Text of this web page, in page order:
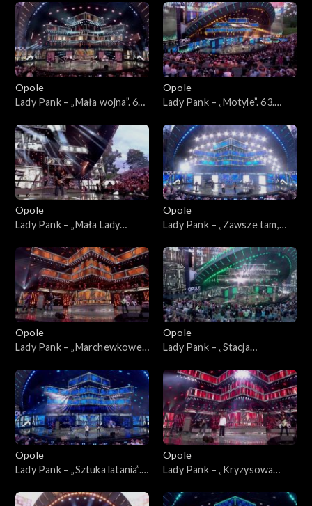
45-lecia zespołu Lady Pank zespołu Lady Pank
Opole
Lady Pank – „Mała wojna”. 63.
zespołu Lady Pank
Opole
Lady Pank – „Motyle”. 63.
zespołu Lady Pank
Opole
Lady Pank – „Mała Lady
45-lecia zespołu Lady Pank
Opole
Lady Pank – „Zawsze tam,
Jubileusz 45-lecia zespołu
Lady Pank
Opole
Lady Pank – „Marchewkowe
lecia zespołu Lady Pank
Opole
Lady Pank – „Stacja
Jubileusz 45-lecia zespołu
Lady Pank
Opole
Lady Pank – „Sztuka latania”.
zespołu Lady Pank
Opole
Lady Pank – „Kryzysowa
Jubileusz 45-lecia zespołu